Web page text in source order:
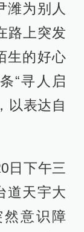
潍为别人
路上突发
生的好心
“寻人启
以表达自
日下午三
道天宇大
意识障